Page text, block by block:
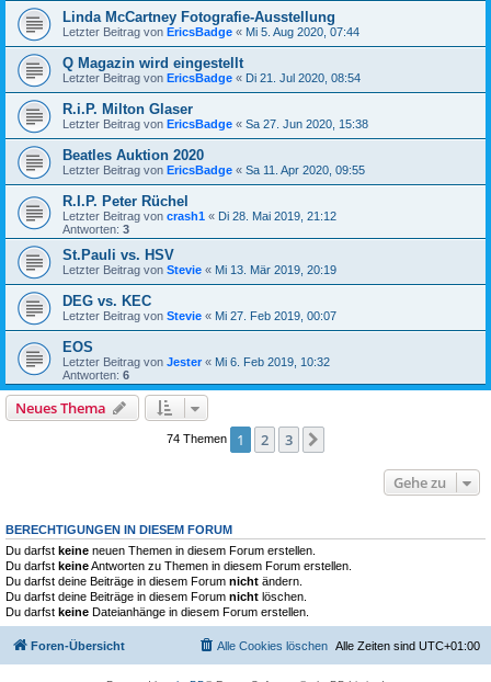
Linda McCartney Fotografie-Ausstellung
Letzter Beitrag von EricsBadge « Mi 5. Aug 2020, 07:44
Q Magazin wird eingestellt
Letzter Beitrag von EricsBadge « Di 21. Jul 2020, 08:54
R.i.P. Milton Glaser
Letzter Beitrag von EricsBadge « Sa 27. Jun 2020, 15:38
Beatles Auktion 2020
Letzter Beitrag von EricsBadge « Sa 11. Apr 2020, 09:55
R.I.P. Peter Rüchel
Letzter Beitrag von crash1 « Di 28. Mai 2019, 21:12
Antworten: 3
St.Pauli vs. HSV
Letzter Beitrag von Stevie « Mi 13. Mär 2019, 20:19
DEG vs. KEC
Letzter Beitrag von Stevie « Mi 27. Feb 2019, 00:07
EOS
Letzter Beitrag von Jester « Mi 6. Feb 2019, 10:32
Antworten: 6
Neues Thema
74 Themen 1 2 3
Gehe zu
BERECHTIGUNGEN IN DIESEM FORUM
Du darfst keine neuen Themen in diesem Forum erstellen.
Du darfst keineAntworten zu Themen in diesem Forum erstellen.
Du darfst deine Beiträge in diesem Forum nicht ändern.
Du darfst deine Beiträge in diesem Forum nicht löschen.
Du darfst keine Dateianhänge in diesem Forum erstellen.
Foren-Übersicht Alle Zeiten sind UTC+01:00
Alle Cookies löschen